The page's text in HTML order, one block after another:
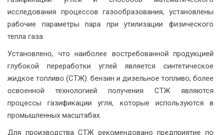
исследования процессов газообразования, установлены
рабочие параметры пара при утилизации физического
тепла газа.
Установлено, что наиболее востребованной продукцией
глубокой переработки углей является синтетическое
жидкое топливо (СТЖ): бензин и дизельное топливо; более
освоенной технологией получения СТЖ являются
процессы газификации угля, которые используются в
промышленных масштабах.
Для производства СТЖ рекомендовано предприятие по